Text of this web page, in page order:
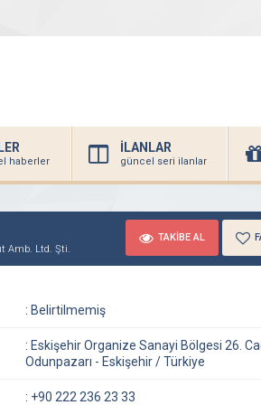
haberler
İLANLAR
güncel seri ilanlar
Amb. Ltd. Şti.
TAKİBE AL
: Belirtilmemiş
: Eskişehir Organize Sanayi Bölgesi 26.
Odunpazarı - Eskişehir / Türkiye
: +90 222 236 23 33